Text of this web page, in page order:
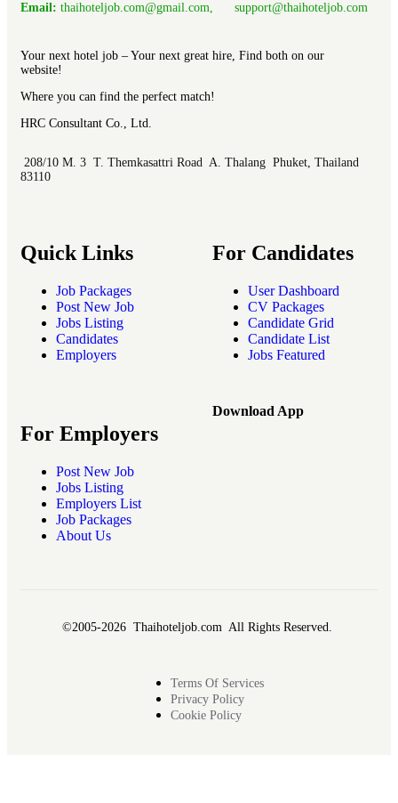
Email: thaihoteljob.com@gmail.com, support@thaihoteljob.com
Your next hotel job – Your next great hire, Find both on our
website!
Where you can find the perfect match!
HRC Consultant Co., Ltd.
208/10 M. 3 T. Themkasattri Road A. Thalang Phuket, Thailand
83110
Quick Links
Job Packages
Post New Job
Jobs Listing
Candidates
Employers
For Candidates
User Dashboard
CV Packages
Candidate Grid
Candidate List
Jobs Featured
For Employers
Post New Job
Jobs Listing
Employers List
Job Packages
About Us
Download App
©2005-2026 Thaihoteljob.com All Rights Reserved.
Terms Of Services
Privacy Policy
Cookie Policy